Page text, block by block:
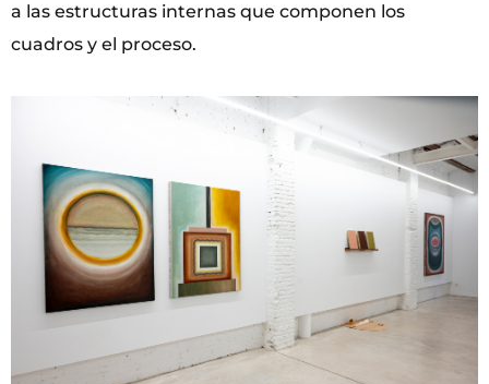
a las estructuras internas que componen los
cuadros y el proceso.